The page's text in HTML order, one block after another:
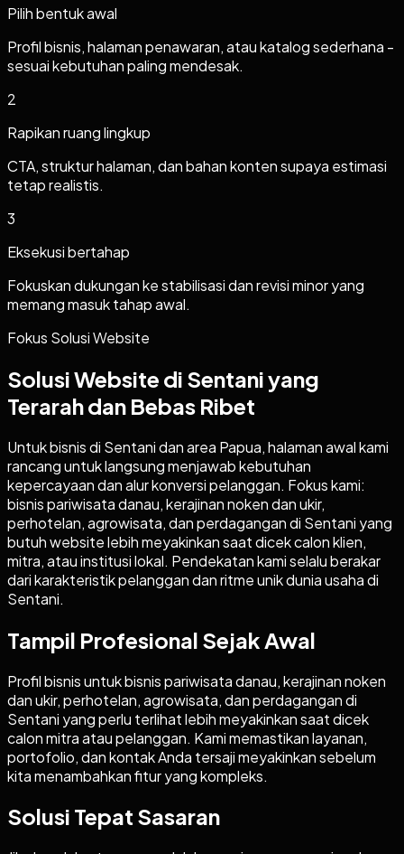
Pilih bentuk awal
Profil bisnis, halaman penawaran, atau katalog sederhana -
sesuai kebutuhan paling mendesak.
2
Rapikan ruang lingkup
CTA, struktur halaman, dan bahan konten supaya estimasi
tetap realistis.
3
Eksekusi bertahap
Fokuskan dukungan ke stabilisasi dan revisi minor yang
memang masuk tahap awal.
Fokus Solusi Website
Solusi Website di Sentani yang
Terarah dan Bebas Ribet
Untuk bisnis di Sentani dan area Papua, halaman awal kami
rancang untuk langsung menjawab kebutuhan
kepercayaan dan alur konversi pelanggan. Fokus kami:
bisnis pariwisata danau, kerajinan noken dan ukir,
perhotelan, agrowisata, dan perdagangan di Sentani yang
butuh website lebih meyakinkan saat dicek calon klien,
mitra, atau institusi lokal. Pendekatan kami selalu berakar
dari karakteristik pelanggan dan ritme unik dunia usaha di
Sentani.
Tampil Profesional Sejak Awal
Profil bisnis untuk bisnis pariwisata danau, kerajinan noken
dan ukir, perhotelan, agrowisata, dan perdagangan di
Sentani yang perlu terlihat lebih meyakinkan saat dicek
calon mitra atau pelanggan. Kami memastikan layanan,
portofolio, dan kontak Anda tersaji meyakinkan sebelum
kita menambahkan fitur yang kompleks.
Solusi Tepat Sasaran